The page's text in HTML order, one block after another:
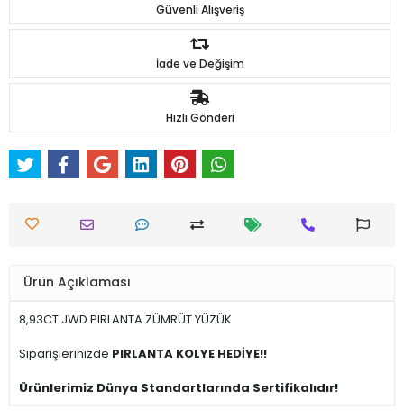
Güvenli Alışveriş
İade ve Değişim
Hızlı Gönderi
Ürün Açıklaması
8,93CT JWD PIRLANTA ZÜMRÜT YÜZÜK
Siparişlerinizde PIRLANTA KOLYE HEDİYE!!
Ürünlerimiz Dünya Standartlarında Sertifikalıdır!